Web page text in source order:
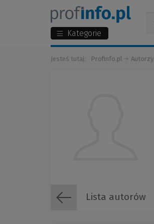
Kategorie
Jesteś tutaj: Profinfo.pl Autorzy
Lista autorów